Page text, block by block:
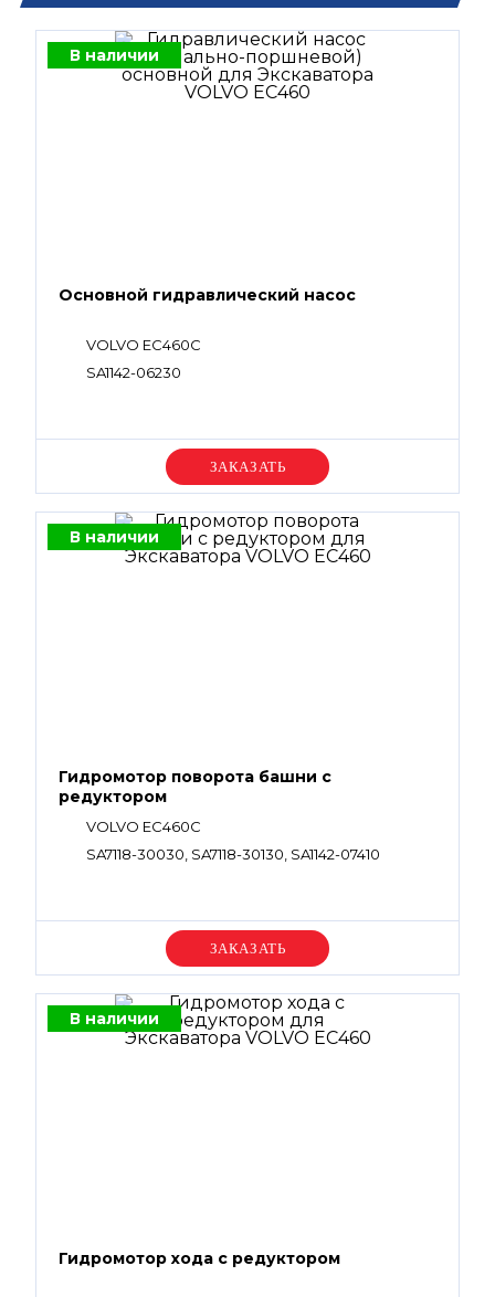
В наличии
Основной гидравлический насос
VOLVO EC460C
SA1142-06230
Уточняйте цену
В наличии
Гидромотор поворота башни с
редуктором
VOLVO EC460C
SA7118-30030, SA7118-30130, SA1142-07410
Уточняйте цену
В наличии
Гидромотор хода с редуктором